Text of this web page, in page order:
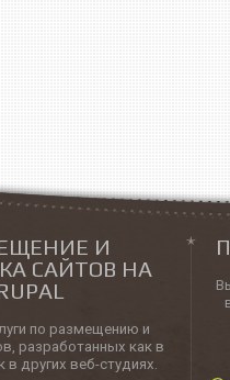
И
САЙТОВ НА
по размещению и
разработанных как в
других веб-студиях.